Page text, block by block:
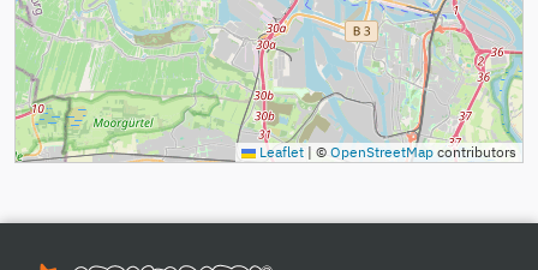
Leaflet | © OpenStreetMap contributors